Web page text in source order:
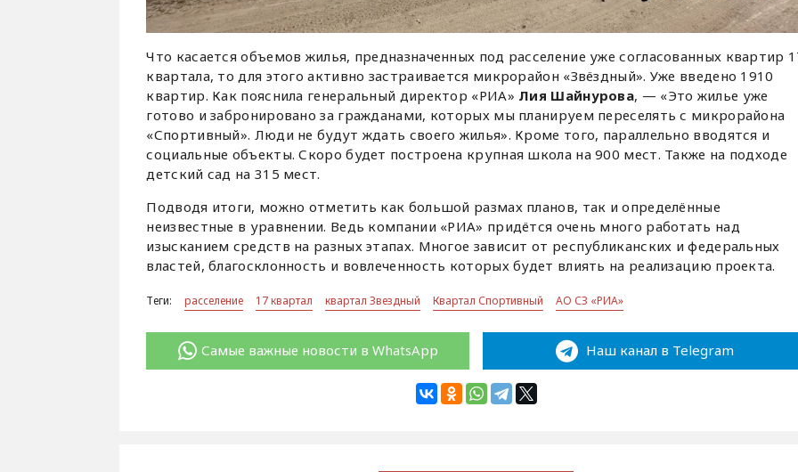
Что касается объемов жилья, предназначенных под расселение уже согласованных квартир
квартала, то для этого активно застраивается микрорайон «Звёздный». Уже введено 1910
квартир. Как пояснила генеральный директор «РИА» Лия Шайнурова, — «Это жилье уже
готово и забронировано за гражданами, которых мы планируем переселять с микрорайона
«Спортивный». Люди не будут ждать своего жилья». Кроме того, параллельно вводятся и
социальные объекты. Скоро будет построена крупная школа на 900 мест. Также на подходе
детский сад на 315 мест.
Подводя итоги, можно отметить как большой размах планов, так и определённые
неизвестные в уравнении. Ведь компании «РИА» придётся очень много работать над
изысканием средств на разных этапах. Многое зависит от республиканских и федеральных
властей, благосклонность и вовлеченность которых будет влиять на реализацию проекта.
Теги: расселение 17 квартал квартал Звездный Квартал Спортивный АО СЗ «РИА»
Самые важные новости в WhatsApp Наш канал в Telegram